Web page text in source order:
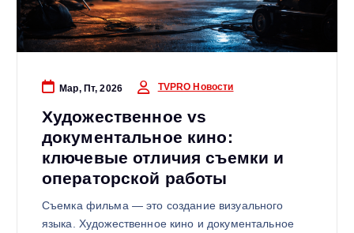
Мар, Пт, 2026 TVPRO Новости
Художественное vs
документальное кино:
ключевые отличия съемки и
операторской работы
Съемка фильма — это создание визуального
языка. Художественное кино и документальное